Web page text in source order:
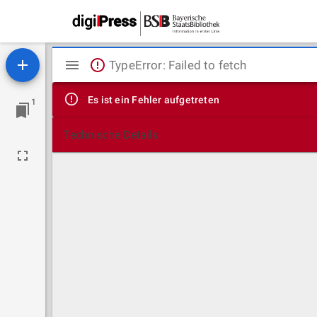
1
Mirador
Viewer
TypeError: Failed to fetch
Es ist ein Fehler aufgetreten
Technische Details